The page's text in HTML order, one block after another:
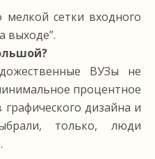
мелкой сетки входного
выходе”.
ВУЗы не
процентное
дизайна и
только, люди